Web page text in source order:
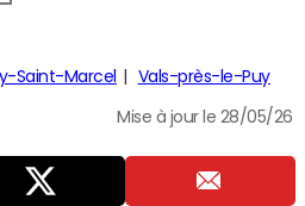
Saint-Marcel Vals-près-le-Puy
Mise à jour le 28/05/26